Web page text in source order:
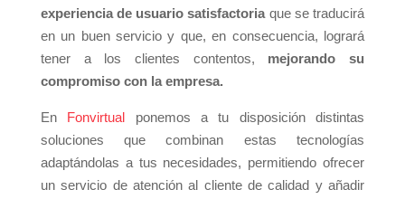
experiencia de usuario satisfactoria que se traducirá
en un buen servicio y que, en consecuencia, logrará
tener a los clientes contentos, mejorando su
compromiso con la empresa.
En Fonvirtual ponemos a tu disposición distintas
soluciones que combinan estas tecnologías
adaptándolas a tus necesidades, permitiendo ofrecer
un servicio de atención al cliente de calidad y añadir